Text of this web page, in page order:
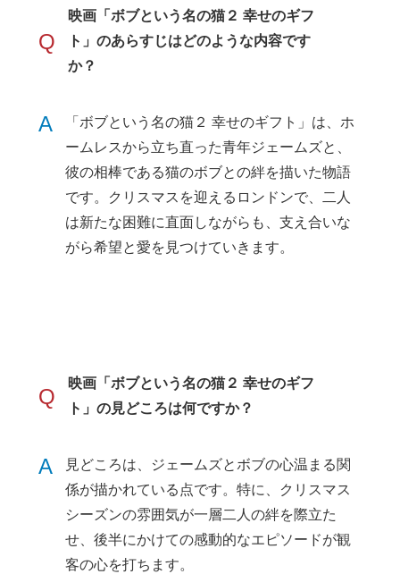
Q
映画「ボブという名の猫２ 幸せのギフ
ト」のあらすじはどのような内容です
か？
A
「ボブという名の猫２ 幸せのギフト」は、ホ
ームレスから立ち直った青年ジェームズと、
彼の相棒である猫のボブとの絆を描いた物語
です。クリスマスを迎えるロンドンで、二人
は新たな困難に直面しながらも、支え合いな
がら希望と愛を見つけていきます。
Q
映画「ボブという名の猫２ 幸せのギフ
ト」の見どころは何ですか？
A
見どころは、ジェームズとボブの心温まる関
係が描かれている点です。特に、クリスマス
シーズンの雰囲気が一層二人の絆を際立た
せ、後半にかけての感動的なエピソードが観
客の心を打ちます。